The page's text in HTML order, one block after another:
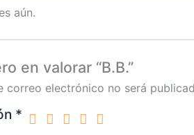
aún.
en valorar “B.B.”
correo electrónico no será
*